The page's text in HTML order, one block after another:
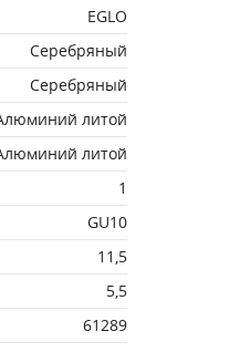
EGLO
Серебряный
Серебряный
литой
литой
1
GU10
11,5
5,5
61289